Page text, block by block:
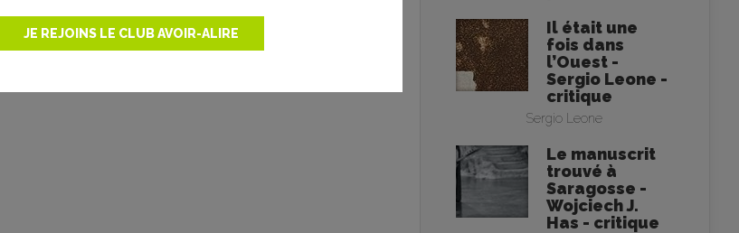
JE REJOINS LE CLUB AVOIR-ALIRE
Il était une
fois dans
l’Ouest -
Sergio Leone -
critique
Sergio Leone
Le manuscrit
trouvé à
Saragosse -
Wojciech J.
Has - critique